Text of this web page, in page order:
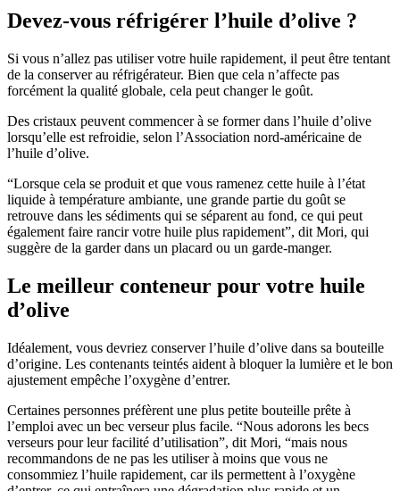
Devez-vous réfrigérer l’huile d’olive ?
Si vous n’allez pas utiliser votre huile rapidement, il peut être tentant
de la conserver au réfrigérateur. Bien que cela n’affecte pas
forcément la qualité globale, cela peut changer le goût.
Des cristaux peuvent commencer à se former dans l’huile d’olive
lorsqu’elle est refroidie, selon l’Association nord-américaine de
l’huile d’olive.
“Lorsque cela se produit et que vous ramenez cette huile à l’état
liquide à température ambiante, une grande partie du goût se
retrouve dans les sédiments qui se séparent au fond, ce qui peut
également faire rancir votre huile plus rapidement”, dit Mori, qui
suggère de la garder dans un placard ou un garde-manger.
Le meilleur conteneur pour votre huile
d’olive
Idéalement, vous devriez conserver l’huile d’olive dans sa bouteille
d’origine. Les contenants teintés aident à bloquer la lumière et le bon
ajustement empêche l’oxygène d’entrer.
Certaines personnes préfèrent une plus petite bouteille prête à
l’emploi avec un bec verseur plus facile. “Nous adorons les becs
verseurs pour leur facilité d’utilisation”, dit Mori, “mais nous
recommandons de ne pas les utiliser à moins que vous ne
consommiez l’huile rapidement, car ils permettent à l’oxygène